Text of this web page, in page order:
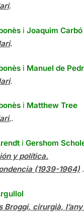
.
i Joaquim Carbó
.
i Manuel de
.
i Matthew Tree
,.
i Gershom
y política.
(1939-1964) .
Broggi, cirurgià, l’any